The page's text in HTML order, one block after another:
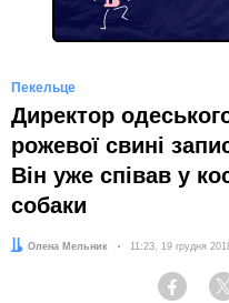
Пекельце
Директор
рожевої свині
Він уже співав у
собаки
Автор:
Олена Мельник Дата:
11:23, 19 грудня